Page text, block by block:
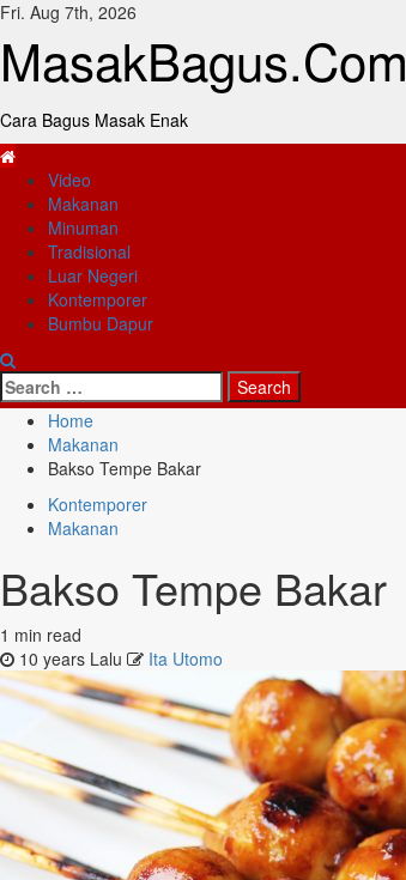
Skip
content
Fri. Aug 7th, 2026
MasakBagus.Com
Cara Bagus Masak Enak
Primary
MenuVideo
Makanan
Minuman
Tradisional
Luar Negeri
Kontemporer
Bumbu Dapur
Search
for:
Home
Makanan
Bakso Tempe Bakar
Kontemporer
Makanan
Bakso Tempe Bakar
1 min read
10 years Lalu
Ita Utomo